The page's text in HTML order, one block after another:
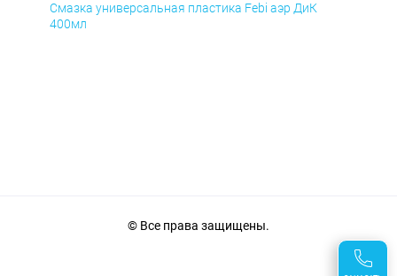
Смазка универсальная пластика Febi аэр ДиК
400мл
© Все права защищены.